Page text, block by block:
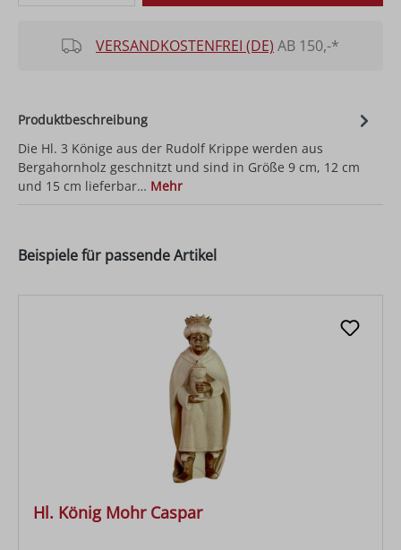
VERSANDKOSTENFREI (DE) AB 150,-*
Produktbeschreibung
Die Hl. 3 Könige aus der Rudolf Krippe werden aus
Bergahornholz geschnitzt und sind in Größe 9 cm, 12 cm
und 15 cm lieferbar… Mehr
Beispiele für passende Artikel
Hl. König Mohr Caspar